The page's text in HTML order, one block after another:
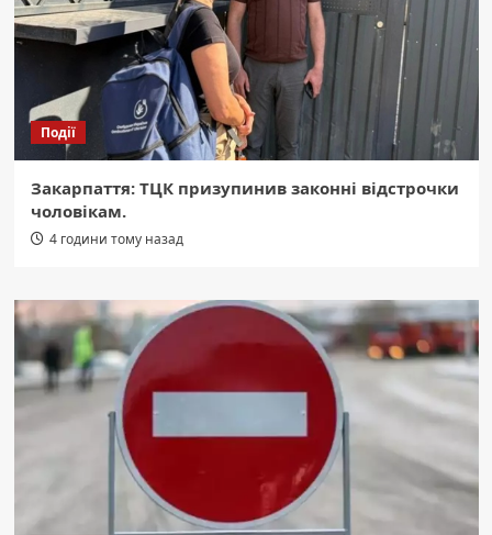
Події
Закарпаття: ТЦК призупинив законні відстрочки
чоловікам.
4 години тому назад